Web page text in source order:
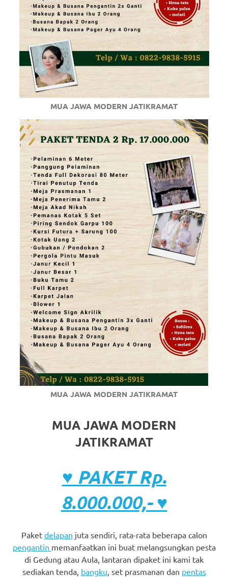
MUA JAWA MODERN JATIKRAMAT
MUA JAWA MODERN JATIKRAMAT
MUA JAWA MODERN
JATIKRAMAT
♥ PAKET Rp.
8.000.000,- ♥
Paket delapan juta sendiri, rata-rata beberapa calon
pengantin memanfaatkan ini buat melangsungkan pesta
di Gedung atau Aula, lantaran dipaket ini kami tak
sediakan tenda, bangku , set prasmanan dan pentas